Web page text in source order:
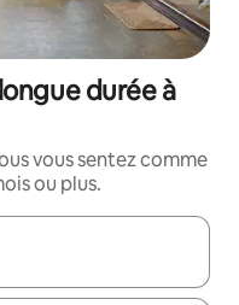
durée à
vous sentez comme
ou plus.
les flèches vers le